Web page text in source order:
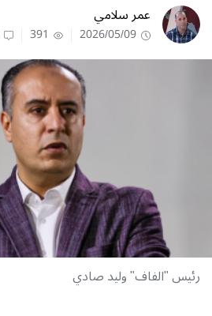
عمر سلامي
2026/05/09
391
رئيس "الفاف" وليد صادي